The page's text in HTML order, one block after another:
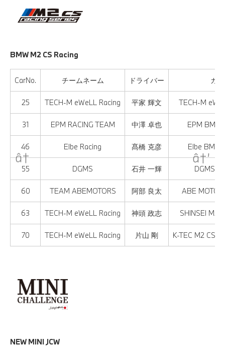
BMW M2 CS Racing
CarNo. チームネーム ドライバー カ
25 TECH-M eWeLL Racing 平家 輝文 TECH-M
31 EPM RACING TEAM 中澤 卓也 EPM BMW
46 Elbe Racing 髙橋 克彦 Elbe BMW
55 DGMS 石井 一輝 DGMS
60 TEAM ABEMOTORS 阿部 良太 ABE
63 TECH-M eWeLL Racing 神頭 政志 SHINSEI
70 TECH-M eWeLL Racing 片山 剛 K-TEC M2 CS
NEW MINI JCW